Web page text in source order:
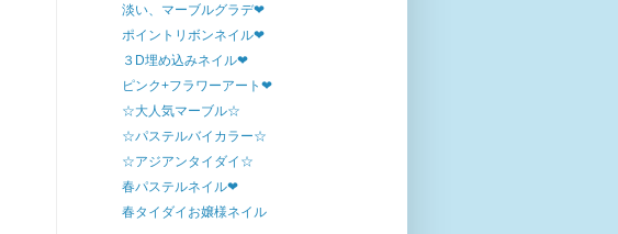
淡い、マーブルグラデ❤
ポイントリボンネイル❤
３D埋め込みネイル❤
ピンク+フラワーアート❤
☆大人気マーブル☆
☆パステルバイカラー☆
☆アジアンタイダイ☆
春パステルネイル❤
春タイダイお嬢様ネイル